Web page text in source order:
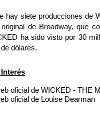
hay siete producciones de
original de Broadway, que
ha sido visto por 30
dólares.
oficial de WICKED - THE
oficial de Louise Dearman